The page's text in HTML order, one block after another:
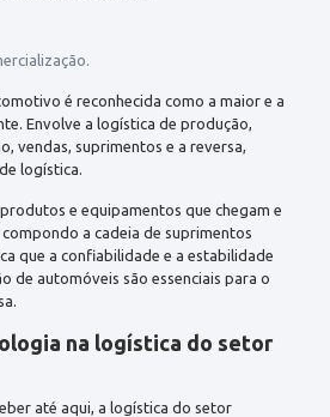
é reconhecida como a maior e a
Envolve a logística de produção,
vendas, suprimentos e a reversa,
logística.
e equipamentos que chegam e
a cadeia de suprimentos
que a confiabilidade e a estabilidade
de automóveis são essenciais para o
na logística do setor
até aqui, a logística do setor